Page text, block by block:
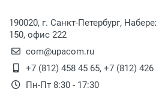
190020, г. Санкт-Петербург,
150, офис 222
com@upacom.ru
+7 (812) 458 45 65, +7 (812) 426
Пн-Пт 8:30 - 17:30